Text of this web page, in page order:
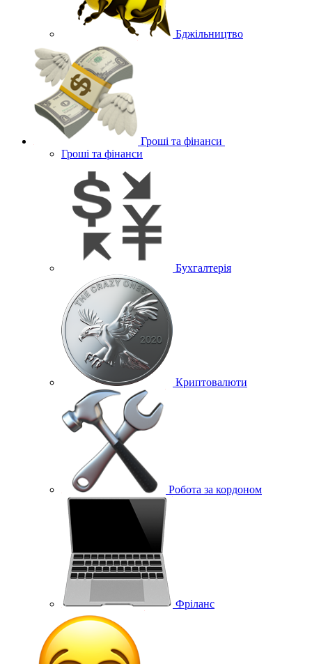
Бджільництво
Гроші та фінанси
Гроші та фінанси
Бухгалтерія
Криптовалюти
Робота за кордоном
Фріланс